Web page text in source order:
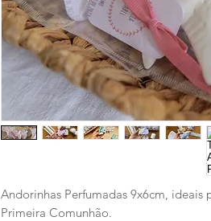
Andorinhas Perfumadas 9x6cm, ideais
Primeira Comunhão.